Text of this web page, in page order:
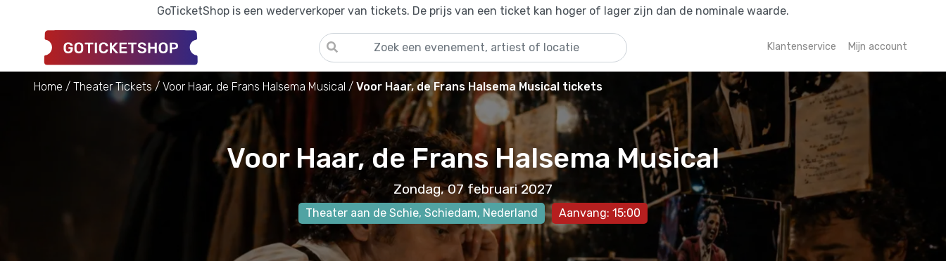
GoTicketShop is een wederverkoper van tickets. De prijs van een ticket kan hoger of lager zijn dan de nominale waarde.
Klantenservice Mijn account
Home Theater Tickets Voor Haar, de Frans Halsema Musical Voor Haar, de Frans Halsema Musical tickets
Voor Haar, de Frans Halsema Musical
Zondag, 07 februari 2027
Theater aan de Schie, Schiedam, Nederland Aanvang: 15:00